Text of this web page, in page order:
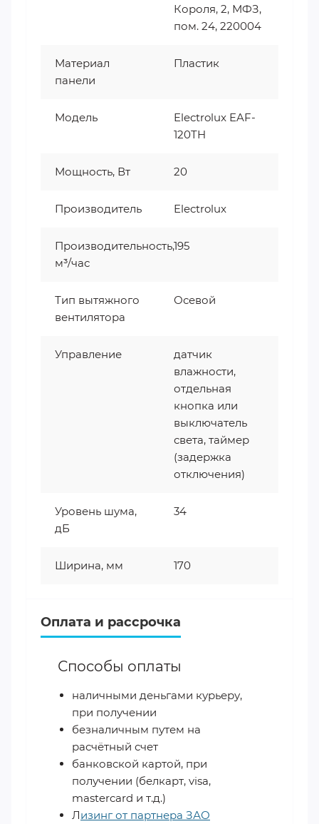
Короля, 2, МФЗ,
пом. 24, 220004
Материал
панели
Пластик
Модель
Electrolux EAF-
120TH
Мощность, Вт 20
Производитель Electrolux
Производительность,
м³/час
195
Тип вытяжного
вентилятора
Осевой
Управление
датчик
влажности,
отдельная
кнопка или
выключатель
света, таймер
(задержка
отключения)
Уровень шума,
дБ
34
Ширина, мм 170
Оплата и рассрочка
Способы оплаты
наличными деньгами курьеру,
при получении
безналичным путем на
расчётный счет
банковской картой, при
получении (белкарт, visa,
mastercard и т.д.)
Лизинг от партнера ЗАО